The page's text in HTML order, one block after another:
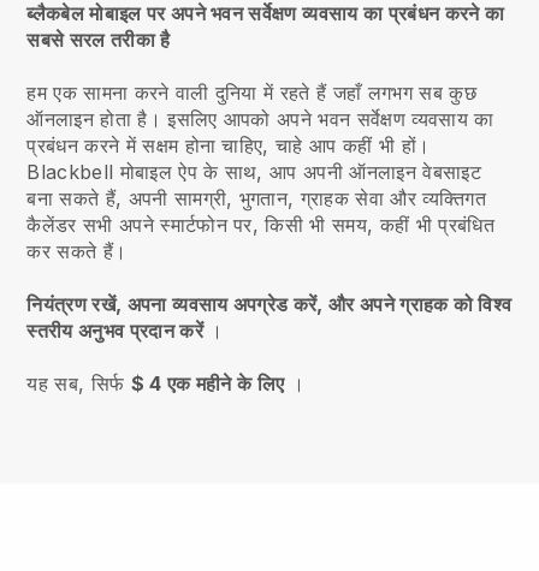
ब्लैकबेल मोबाइल पर अपने भवन सर्वेक्षण व्यवसाय का प्रबंधन करने का
सबसे सरल तरीका है
हम एक सामना करने वाली दुनिया में रहते हैं जहाँ लगभग सब कुछ
ऑनलाइन होता है।इसलिए आपको अपने भवन सर्वेक्षण व्यवसाय का
प्रबंधन करने में सक्षम होना चाहिए, चाहे आप कहीं भी हों।
Blackbell मोबाइल ऐप के साथ, आप अपनी ऑनलाइन वेबसाइट
बना सकते हैं, अपनी सामग्री, भुगतान, ग्राहक सेवा और व्यक्तिगत
कैलेंडर सभी अपने स्मार्टफोन पर, किसी भी समय, कहीं भी प्रबंधित
कर सकते हैं।
नियंत्रण रखें, अपना व्यवसाय अपग्रेड करें, और अपने ग्राहक को विश्व
स्तरीय अनुभव प्रदान करें।
यह सब, सिर्फ $ 4 एक महीने के लिए।